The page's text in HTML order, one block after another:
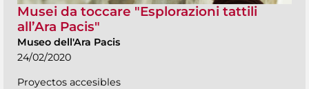
Musei da toccare "Esplorazioni tattili
all’Ara Pacis"
Museo dell'Ara Pacis
24/02/2020
Proyectos accesibles